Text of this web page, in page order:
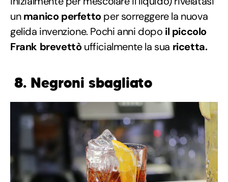
unmanico perfettoper sorreggere la nuova
gelida invenzione. Pochi anni dopo il piccolo
Frank brevettòufficialmente la sua ricetta.
8. Negroni sbagliato